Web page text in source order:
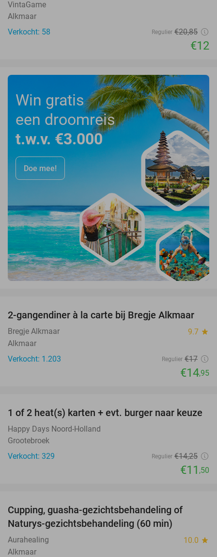
VintaGame
Alkmaar
Verkocht: 58
Regulier €20,85
€12
Win gratis
een droomreis
t.w.v. €3.000
Doe mee!
12%
2-gangendiner à la carte bij Bregje Alkmaar
Bregje Alkmaar 9.7 star
Alkmaar
Verkocht: 1.203
Regulier €17
€14,95
19%
1 of 2 heat(s) karten + evt. burger naar keuze
Happy Days Noord-Holland
Grootebroek
Verkocht: 329
Regulier €14,25
€11 ,50
Cupping, guasha-gezichtsbehandeling of
Naturys-gezichtsbehandeling (60 min)
Aurahealing 10.0 star
Alkmaar